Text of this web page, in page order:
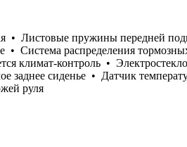
• Листовые пружины передней
• Система распределения
климат-контроль •
заднее сиденье • Датчик
руля